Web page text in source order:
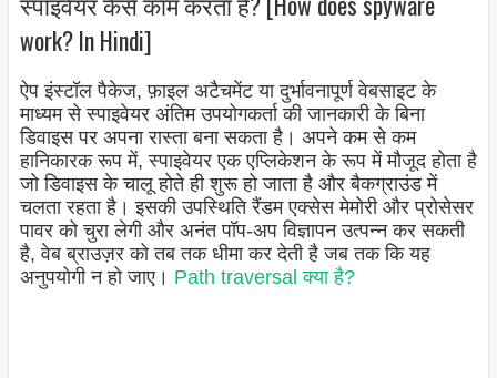
work? In Hindi]
ऐप इंस्टॉल पैकेज, फ़ाइल अटैचमेंट या दुर्भावनापूर्ण वेबसाइट के
माध्यम से स्पाइवेयर अंतिम उपयोगकर्ता की जानकारी के बिना
डिवाइस पर अपना रास्ता बना सकता है। अपने कम से कम
हानिकारक रूप में, स्पाइवेयर एक एप्लिकेशन के रूप में मौजूद होता है
जो डिवाइस के चालू होते ही शुरू हो जाता है और बैकग्राउंड में
चलता रहता है। इसकी उपस्थिति रैंडम एक्सेस मेमोरी और प्रोसेसर
पावर को चुरा लेगी और अनंत पॉप-अप विज्ञापन उत्पन्न कर सकती
है, वेब ब्राउज़र को तब तक धीमा कर देती है जब तक कि यह
अनुपयोगी न हो जाए। Path traversal क्या है?